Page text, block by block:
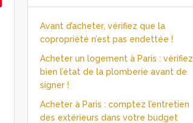
Avant d’acheter, vérifiez que la
copropriété n’est pas endettée !
Acheter un logement à Paris : vérifiez
bien l’état de la plomberie avant de
signer !
Acheter à Paris : comptez l’entretien
des extérieurs dans votre budget